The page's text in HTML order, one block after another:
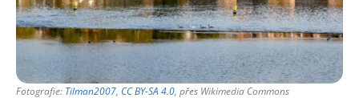
Fotografie: Tilman2007, CC BY-SA 4.0, přes Wikimedia Commons